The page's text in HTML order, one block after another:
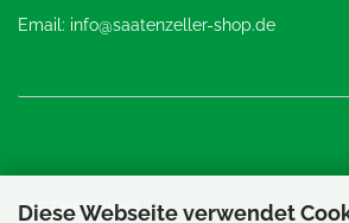
Diese Webseite verwendet
Email: info@saatenzeller-shop.de
PARTNERLINKS